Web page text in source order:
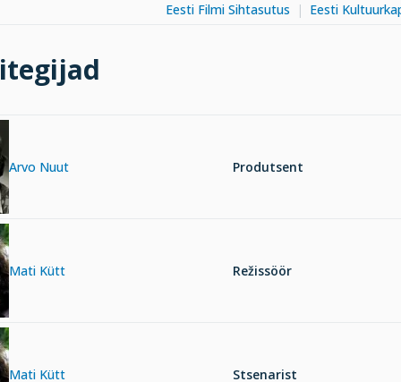
Eesti Filmi Sihtasutus
Eesti
Arvo Nuut Produtsent
Mati Kütt Režissöör
Mati Kütt Stsenarist